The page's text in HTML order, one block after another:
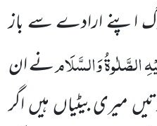
اپنے ارادے سے باز
الصَّلٰوۃُ وَالسَّلَامنے ان
میری بیٹیاںہیںاگر